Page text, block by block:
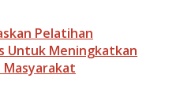
Pelatihan
Untuk Meningkatkan
Masyarakat